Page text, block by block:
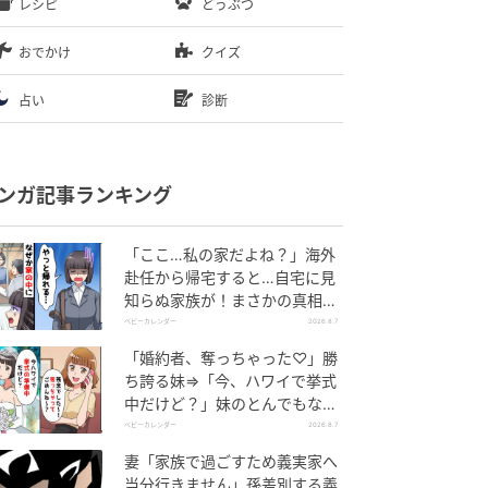
レシピ どうぶつ
おでかけ クイズ
占い 診断
ガ記事ランキング
「ここ…私の家だよね？」海外
赴任から帰宅すると…自宅に見
知らぬ家族が！まさかの真相と
は！？
ベビーカレンダー 2026.8.7
「婚約者、奪っちゃった♡」勝
ち誇る妹⇒「今、ハワイで挙式
中だけど？」妹のとんでもない
勘違いとは
ベビーカレンダー 2026.8.7
妻「家族で過ごすため義実家へ
当分行きません」孫差別する義